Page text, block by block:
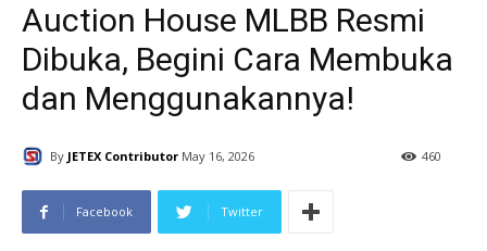
Auction House MLBB Resmi
Dibuka, Begini Cara Membuka
dan Menggunakannya!
By JETEX Contributor May 16, 2026 460
Facebook Twitter